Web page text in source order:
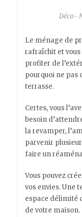
Déco -
Le ménage de
rafraîchit et
profiter de
pourquoi ne pas
terrasse.
Certes, vous
besoin
la revamper,
parvenir
faire un
Vous pouvez
vos envies. Une
espace délimité
de votre